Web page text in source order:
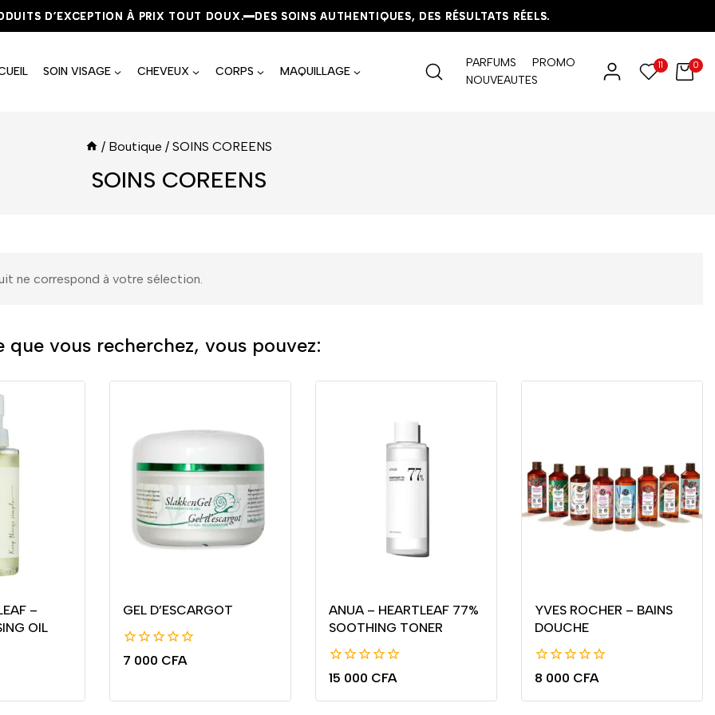
D’EXCEPTION À PRIX TOUT DOUX. DES SOINS AUTHENTIQUES, DES RÉSULTATS RÉELS.
D’EXCEPTION À PRIX TOUT DOUX. DES SOINS AUTHENTIQUES, DES RÉSULTATS RÉELS.
D’EXCEPTION À PRIX TOUT DOUX. DES SOINS AUTHENTIQUES, DES RÉSULTATS RÉELS.
SOIN VISAGE CHEVEUX CORPS MAQUILLAGE
PARFUMS
PROMO
NOUVEAUTES
11 0
/ Boutique / SOINS COREENS
SOINS COREENS
ne correspond à votre sélection.
que vous recherchez, vous pouvez:
–
OIL
GEL D’ESCARGOT
0
7 000 CFA
ANUA – HEARTLEAF 77%
SOOTHING TONER
0
5
15 000 CFA
YVES ROCHER – BAINS
DOUCHE
0
5
8 000 CFA